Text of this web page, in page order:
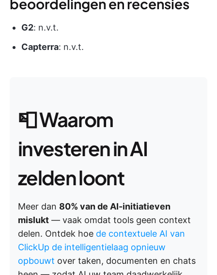
beoordelingen en recensies
G2: n.v.t.
Capterra: n.v.t.
📮Waarom
investeren in AI
zelden loont
Meer dan 80% van de AI-initiatieven
mislukt — vaak omdat tools geen context
delen. Ontdek hoe de contextuele AI van
ClickUp de intelligentielaag opnieuw
opbouwt over taken, documenten en chats